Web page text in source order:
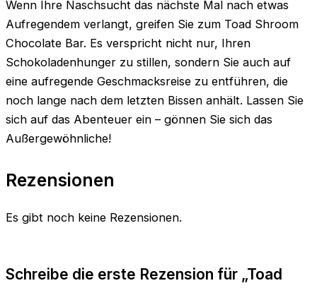
Wenn Ihre Naschsucht das nächste Mal nach etwas
Aufregendem verlangt, greifen Sie zum Toad Shroom
Chocolate Bar. Es verspricht nicht nur, Ihren
Schokoladenhunger zu stillen, sondern Sie auch auf
eine aufregende Geschmacksreise zu entführen, die
noch lange nach dem letzten Bissen anhält. Lassen Sie
sich auf das Abenteuer ein – gönnen Sie sich das
Außergewöhnliche!
Rezensionen
Es gibt noch keine Rezensionen.
Schreibe die erste Rezension für „Toad